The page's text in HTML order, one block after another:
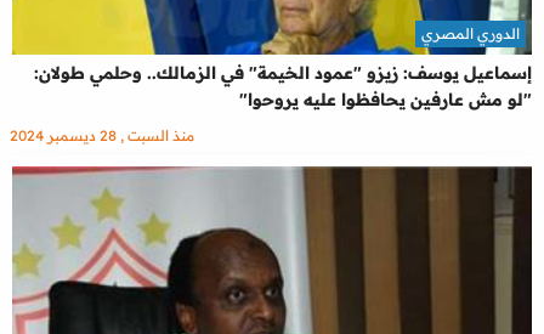
إسماعيل يوسف: زيزو "عمود الخيمة" في الزمالك.. وحلمي طولان:
"لو مش عارفين يحافظوا عليه يروحوا"
الدوري المصري
منذ السبت , 28 ديسمبر 2024